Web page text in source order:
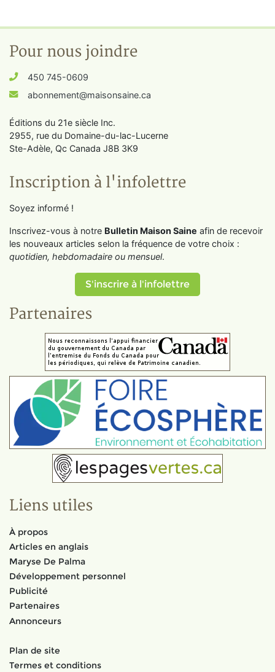
Pour nous joindre
450 745-0609
abonnement@maisonsaine.ca
Éditions du 21e siècle Inc.
2955, rue du Domaine-du-lac-Lucerne
Ste-Adèle, Qc Canada J8B 3K9
Inscription à l'infolettre
Soyez informé !
Inscrivez-vous à notre Bulletin Maison Saine afin de recevoir
les nouveaux articles selon la fréquence de votre choix :
quotidien, hebdomadaire ou mensuel.
S'inscrire à l'infolettre
Partenaires
Liens utiles
À propos
Articles en anglais
Maryse De Palma
Développement personnel
Publicité
Partenaires
Annonceurs
Plan de site
Termes et conditions